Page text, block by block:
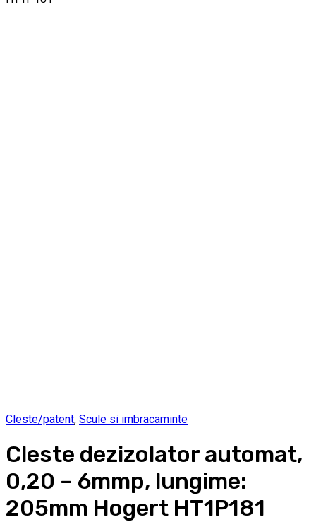
Cleste/patent, Scule si imbracaminte
Cleste dezizolator automat,
0,20 – 6mmp, lungime:
205mm Hogert HT1P181